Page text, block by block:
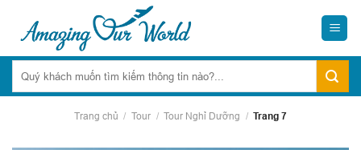
Trang chủ / Tour / Tour Nghỉ Dưỡng / Trang 7